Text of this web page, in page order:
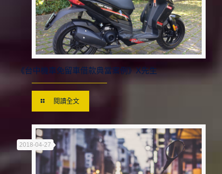
《台中機車免留車借款典當案例》X先生
閱讀全文
2018-04-27